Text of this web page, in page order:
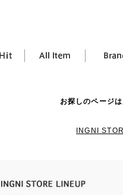
お探しのページ
INGNI